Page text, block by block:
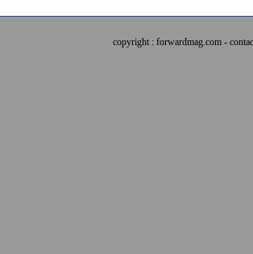
copyright : forwardmag.com -